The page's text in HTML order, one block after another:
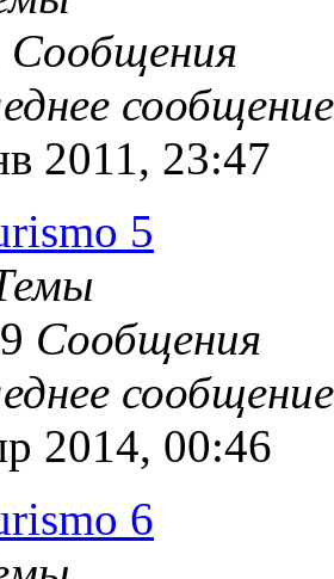
Сообщения
сообщение
2011, 23:47
5
Сообщения
сообщение
2014, 00:46
6